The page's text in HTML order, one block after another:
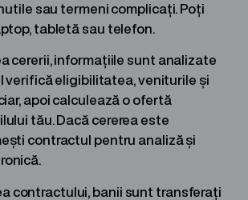
sau termeni complicați. Poți
tabletă sau telefon.
cererii, informațiile sunt analizate
verifică eligibilitatea, veniturile și
apoi calculează o ofertă
tău. Dacă cererea este
contractul pentru analiză și
contractului, banii sunt transferați